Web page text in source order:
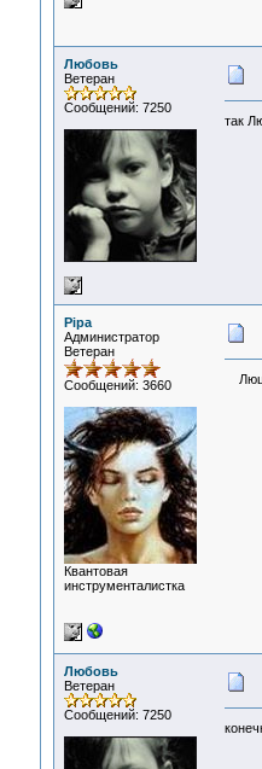
Любовь
Ветеран
Сообщений: 7250
так
Pipa
Администратор
Ветеран
Сообщений: 3660
Квантовая
инструменталистка
Любовь
Ветеран
Сообщений: 7250